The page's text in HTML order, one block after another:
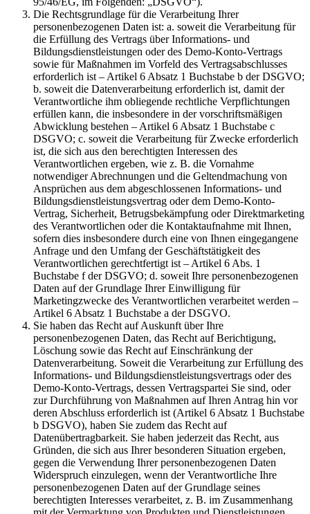
Die Rechtsgrundlage für die Verarbeitung Ihrer
personenbezogenen Daten ist: a. soweit die Verarbeitung für
die Erfüllung des Vertrags über Informations- und
Bildungsdienstleistungen oder des Demo-Konto-Vertrags
sowie für Maßnahmen im Vorfeld des Vertragsabschlusses
erforderlich ist – Artikel 6 Absatz 1 Buchstabe b der DSGVO;
b. soweit die Datenverarbeitung erforderlich ist, damit der
Verantwortliche ihm obliegende rechtliche Verpflichtungen
erfüllen kann, die insbesondere in der vorschriftsmäßigen
Abwicklung bestehen – Artikel 6 Absatz 1 Buchstabe c
DSGVO; c. soweit die Verarbeitung für Zwecke erforderlich
ist, die sich aus den berechtigten Interessen des
Verantwortlichen ergeben, wie z. B. die Vornahme
notwendiger Abrechnungen und die Geltendmachung von
Ansprüchen aus dem abgeschlossenen Informations- und
Bildungsdienstleistungsvertrag oder dem Demo-Konto-
Vertrag, Sicherheit, Betrugsbekämpfung oder Direktmarketing
des Verantwortlichen oder die Kontaktaufnahme mit Ihnen,
sofern dies insbesondere durch eine von Ihnen eingegangene
Anfrage und den Umfang der Geschäftstätigkeit des
Verantwortlichen gerechtfertigt ist – Artikel 6 Abs. 1
Buchstabe f der DSGVO; d. soweit Ihre personenbezogenen
Daten auf der Grundlage Ihrer Einwilligung für
Marketingzwecke des Verantwortlichen verarbeitet werden –
Artikel 6 Absatz 1 Buchstabe a der DSGVO.
Sie haben das Recht auf Auskunft über Ihre
personenbezogenen Daten, das Recht auf Berichtigung,
Löschung sowie das Recht auf Einschränkung der
Datenverarbeitung. Soweit die Verarbeitung zur Erfüllung des
Informations- und Bildungsdienstleistungsvertrags oder des
Demo-Konto-Vertrags, dessen Vertragspartei Sie sind, oder
zur Durchführung von Maßnahmen auf Ihren Antrag hin vor
deren Abschluss erforderlich ist (Artikel 6 Absatz 1 Buchstabe
b DSGVO), haben Sie zudem das Recht auf
Datenübertragbarkeit. Sie haben jederzeit das Recht, aus
Gründen, die sich aus Ihrer besonderen Situation ergeben,
gegen die Verwendung Ihrer personenbezogenen Daten
Widerspruch einzulegen, wenn der Verantwortliche Ihre
personenbezogenen Daten auf der Grundlage seines
berechtigten Interesses verarbeitet, z. B. im Zusammenhang